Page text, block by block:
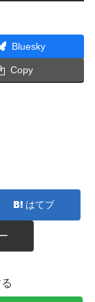
Bluesky
Copy
はてブ